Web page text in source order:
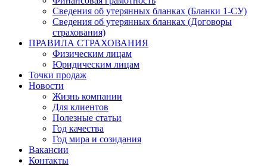
Сведения об утерянных бланках (Бланки 1-СУ)
Сведения об утерянных бланках (Договоры
страхования)
ПРАВИЛА СТРАХОВАНИЯ
Физическим лицам
Юридическим лицам
Точки продаж
Новости
Жизнь компании
Для клиентов
Полезные статьи
Год качества
Год мира и созидания
Вакансии
Контакты